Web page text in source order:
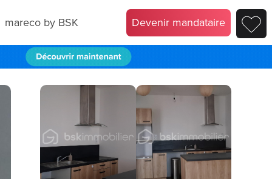
mareco by BSK Devenir mandataire